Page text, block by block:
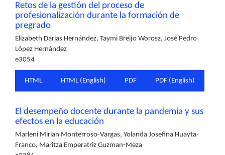
Retos de la gestión del proceso de
profesionalización durante la formación de
pregrado
Elizabeth Darias Hernández, Taymi Breijo Worosz, José Pedro
López Hernández
e3054
HTML HTML (English) PDF PDF (English)
El desempeño docente durante la pandemia y sus
efectos en la educación
Marleni Mirian Monterroso-Vargas, Yolanda Josefina Huayta-
Franco, Maritza Emperatriz Guzman-Meza